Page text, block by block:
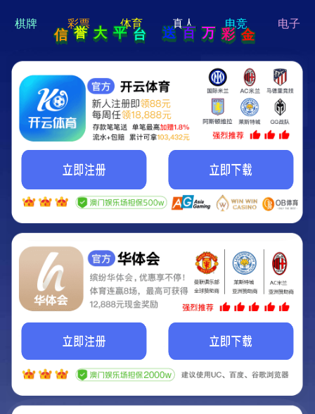
hi 💗
Hey Guys!
我们即将上线啦...
我们的网站正在建设.
它将是非常棒的网站.